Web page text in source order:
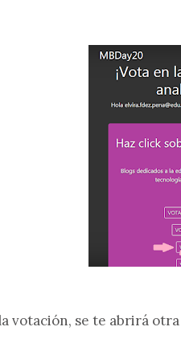
votación, se te abrirá